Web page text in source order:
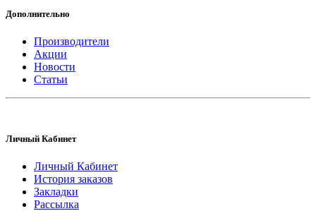
Дополнительно
Производители
Акции
Новости
Статьи
Личный Кабинет
Личный Кабинет
История заказов
Закладки
Рассылка